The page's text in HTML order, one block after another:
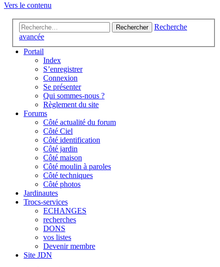
Vers le contenu
Rechercher
Recherche
avancée
Portail
Index
S’enregistrer
Connexion
Se présenter
Qui sommes-nous ?
Règlement du site
Forums
Côté actualité du forum
Côté Ciel
Côté identification
Côté jardin
Côté maison
Côté moulin à paroles
Côté techniques
Côté photos
Jardinautes
Trocs-services
ECHANGES
recherches
DONS
vos listes
Devenir membre
Site JDN